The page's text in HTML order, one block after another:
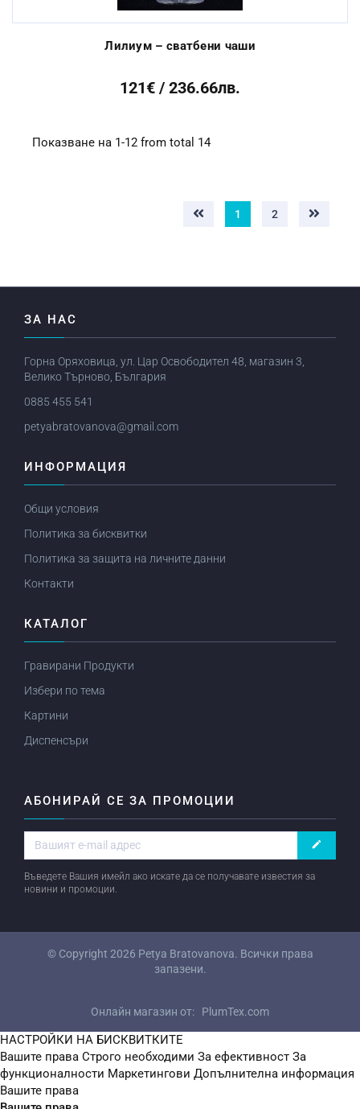
Лилиум – сватбени чаши
121€ / 236.66лв.
Показване на 1-12 from total 14
1 2
ЗА НАС
Горна Оряховица, ул. Цар Освободител 48, магазин 3,
Велико Търново, България
0885 455 541
petyabratovanova@gmail.com
ИНФОРМАЦИЯ
Общи условия
Политика за бисквитки
Политика за защита на личните данни
Контакти
КАТАЛОГ
Гравирани Продукти
Избери по тема
Картини
Диспенсъри
АБОНИРАЙ СЕ ЗА ПРОМОЦИИ
create
Въведете Вашия имейл ако искате да се получавате известия за
новини и промоции.
© Copyright 2026 Petya Bratovanova. Всички права
запазени.
Онлайн магазин от: PlumTex.com
НАСТРОЙКИ НА БИСКВИТКИТЕ
Вашите права Строго необходими За ефективност За
функционалности Маркетингови Допълнителна информация
Вашите права